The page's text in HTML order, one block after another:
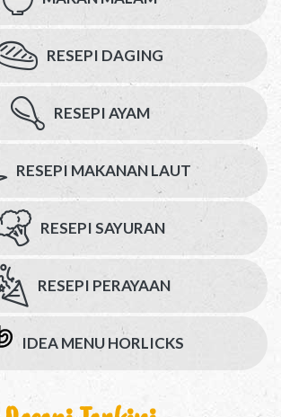
RESEPI DAGING
RESEPI AYAM
RESEPI MAKANAN LAUT
RESEPI SAYURAN
RESEPI PERAYAAN
IDEA MENU HORLICKS